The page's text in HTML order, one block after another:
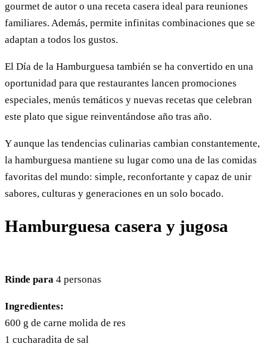
gourmet de autor o una receta casera ideal para reuniones
familiares. Además, permite infinitas combinaciones que se
adaptan a todos los gustos.
El Día de la Hamburguesa también se ha convertido en una
oportunidad para que restaurantes lancen promociones
especiales, menús temáticos y nuevas recetas que celebran
este plato que sigue reinventándose año tras año.
Y aunque las tendencias culinarias cambian constantemente,
la hamburguesa mantiene su lugar como una de las comidas
favoritas del mundo: simple, reconfortante y capaz de unir
sabores, culturas y generaciones en un solo bocado.
Hamburguesa casera y jugosa
Rinde para 4 personas
Ingredientes:
600 g de carne molida de res
1 cucharadita de sal